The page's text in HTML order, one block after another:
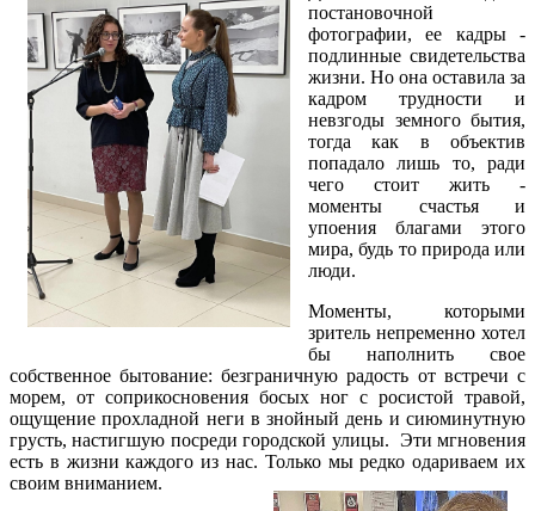
постановочной
фотографии, ее кадры -
подлинные свидетельства
жизни. Но она оставила за
кадром трудности и
невзгоды земного бытия,
тогда как в объектив
попадало лишь то, ради
чего стоит жить -
моменты счастья и
упоения благами этого
мира, будь то природа или
люди.
Моменты, которыми
зритель непременно хотел
бы наполнить свое
собственное бытование: безграничную радость от встречи с
морем, от соприкосновения босых ног с росистой травой,
ощущение прохладной неги в знойный день и сиюминутную
грусть, настигшую посреди городской улицы. Эти мгновения
есть в жизни каждого из нас. Только мы редко одариваем их
своим вниманием.